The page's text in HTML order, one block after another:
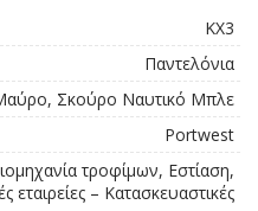
KX3
Παντελόνια
Σκούρο Ναυτικό Μπλε
Portwest
τροφίμων, Εστίαση,
εταιρείες – Κατασκευαστικές